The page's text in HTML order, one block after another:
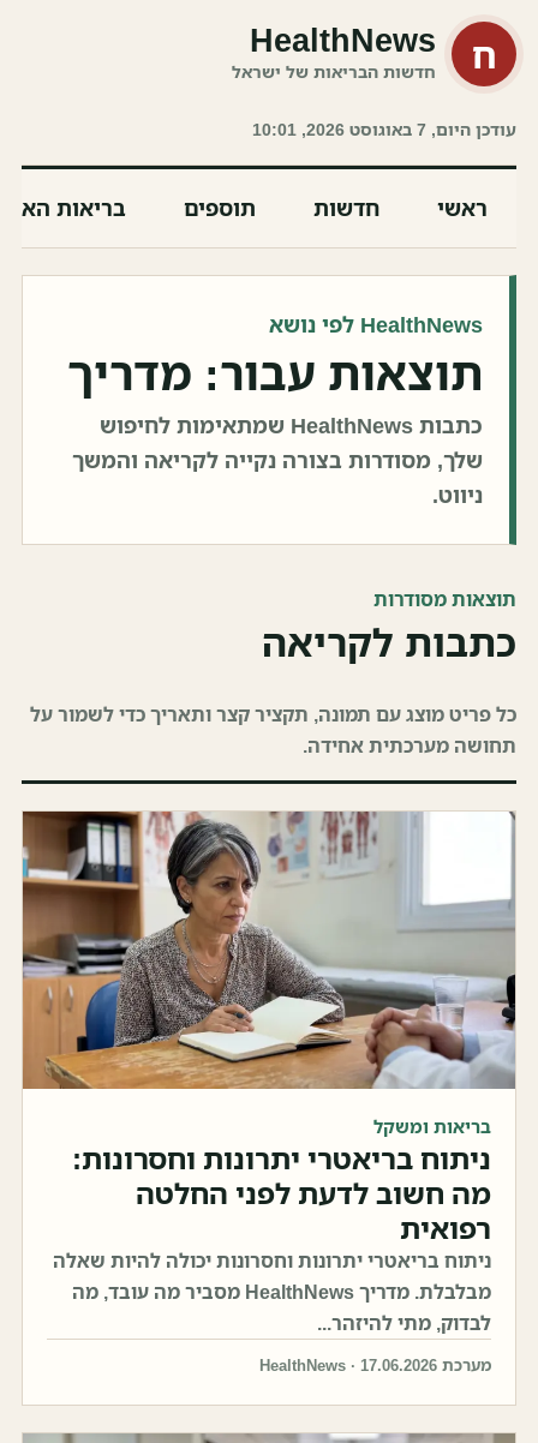
ח HealthNews
חדשות הבריאות של ישראל
עודכן היום, 7 באוגוסט 2026, 10:01
ראשי חדשות תוספים בריאות
HealthNews לפי נושא
תוצאות עבור: מדריך
כתבות HealthNews שמתאימות לחיפוש
שלך, מסודרות בצורה נקייה לקריאה והמשך
ניווט.
תוצאות מסודרות
כתבות לקריאה
כל פריט מוצג עם תמונה, תקציר קצר ותאריך כדי לשמור על
תחושה מערכתית אחידה.
בריאות ומשקל
ניתוח בריאטרי יתרונות וחסרונות:
מה חשוב לדעת לפני החלטה
רפואית
ניתוח בריאטרי יתרונות וחסרונות יכולה להיות שאלה
מבלבלת. מדריך HealthNews מסביר מה עובד, מה
לבדוק, מתי להיזהר...
מערכת HealthNews · 17.06.2026